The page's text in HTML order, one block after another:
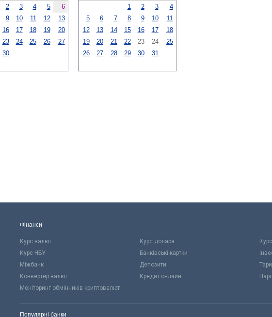
2 3 4 5
6
9 10 11 12
13
16 17 18 19
20
23 24 25 26
27
30
1
2 3
4
5
6 7 8 9 10
11
12
13 14 15 16 17
18
19
20 21 22 23 24
25
26
27 28 29 30 31
Фінанси
Курс валют Курс долара
Курс НБУ
Банківські картки
Міжбанк
Депозити
Конвертер валют
Кредит онлайн
Моніторинг обмінників криптовалют
Популярні банки